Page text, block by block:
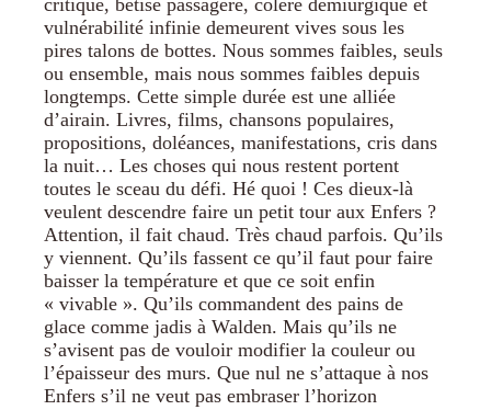
critique, bêtise passagère, colère démiurgique et
vulnérabilité infinie demeurent vives sous les
pires talons de bottes. Nous sommes faibles, seuls
ou ensemble, mais nous sommes faibles depuis
longtemps. Cette simple durée est une alliée
d’airain. Livres, films, chansons populaires,
propositions, doléances, manifestations, cris dans
la nuit… Les choses qui nous restent portent
toutes le sceau du défi. Hé quoi ! Ces dieux-là
veulent descendre faire un petit tour aux Enfers ?
Attention, il fait chaud. Très chaud parfois. Qu’ils
y viennent. Qu’ils fassent ce qu’il faut pour faire
baisser la température et que ce soit enfin
« vivable ». Qu’ils commandent des pains de
glace comme jadis à Walden. Mais qu’ils ne
s’avisent pas de vouloir modifier la couleur ou
l’épaisseur des murs. Que nul ne s’attaque à nos
Enfers s’il ne veut pas embraser l’horizon